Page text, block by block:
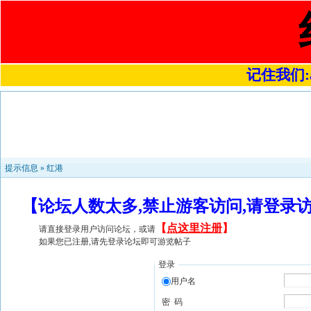
记住我们
提示信息 » 红港
【论坛人数太多,禁止游客访问,请登
请直接登录用户访问论坛，或请 【 点这里注册】
如果您已注册,请先登录论坛即可游览帖子
登录
用户名
密 码